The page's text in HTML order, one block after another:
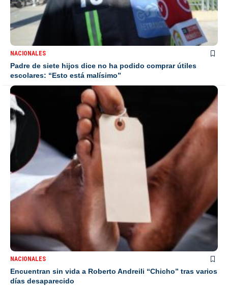
NACIONALES
Padre de siete hijos dice no ha podido comprar útiles
escolares: “Esto está malísimo”
NACIONALES
Encuentran sin vida a Roberto Andreili “Chicho” tras varios
días desaparecido